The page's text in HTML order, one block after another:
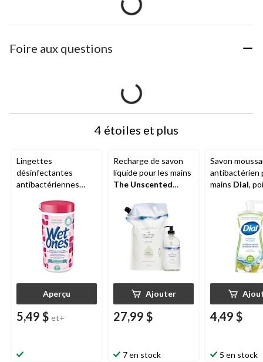
Foire aux questions
4 étoiles et plus
Lingettes
désinfectantes
antibactériennes
, parfum frais,
paq. 40
Aperçu
5,49 $ et+
Recharge de savon
liquide pour les mains
The Unscented
parfumé, 2 L
Ajouter
27,99 $
7 en stock
Savon
antibactérien
mains Dial,
4,49 $
5 en stock